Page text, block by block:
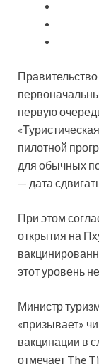
первую
пилотной
для обычных
— дата
При этом
открытия на
этот уровень
Министр
«призывает»
вакцинации в
отмечает The